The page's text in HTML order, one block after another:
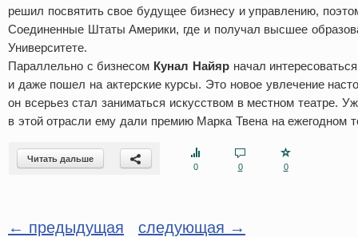
решил посвятить свое будущее бизнесу и управлению,
Соединенные Штаты Америки, где и получал высшее
Университете.
Параллельно с бизнесом Кунал Найярначал
и даже пошел на актерские курсы. Это новое увлечение
он всерьез стал заниматься искусством в местном театре.
в этой отрасли ему дали премию Марка Твена на ежегодном
Читать дальше
0
0 0
← предыдущая
следующая →